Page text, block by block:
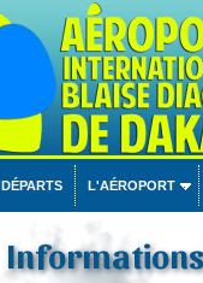
DÉPARTS L'AÉROPORT
Informations